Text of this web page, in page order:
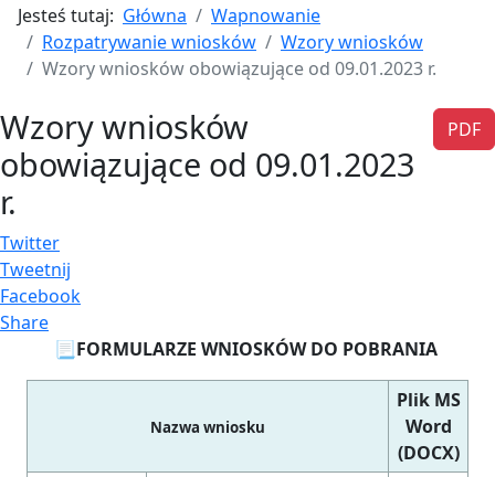
Jesteś tutaj: Główna
Wapnowanie
Rozpatrywanie wniosków
Wzory wniosków
Wzory wniosków obowiązujące od 09.01.2023 r.
PDF
Wzory wniosków
obowiązujące od 09.01.2023
r.
Twitter
Tweetnij
Facebook
Share
📃FORMULARZE WNIOSKÓW DO POBRANIA
Nazwa wniosku
Plik MS
Word
(DOCX)